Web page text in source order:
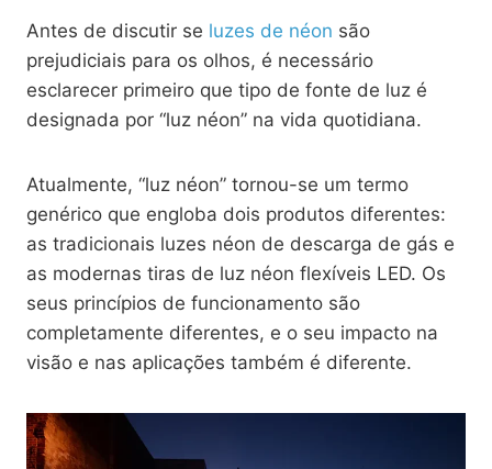
Antes de discutir se luzes de néon são
prejudiciais para os olhos, é necessário
esclarecer primeiro que tipo de fonte de luz é
designada por “luz néon” na vida quotidiana.
Atualmente, “luz néon” tornou-se um termo
genérico que engloba dois produtos diferentes:
as tradicionais luzes néon de descarga de gás e
as modernas tiras de luz néon flexíveis LED. Os
seus princípios de funcionamento são
completamente diferentes, e o seu impacto na
visão e nas aplicações também é diferente.